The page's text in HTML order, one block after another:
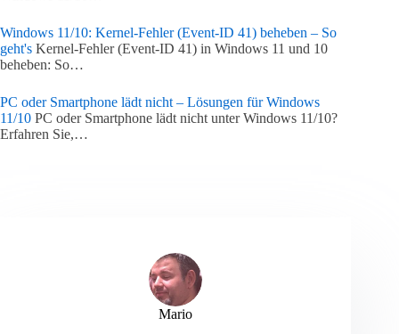
Windows 11/10: Kernel-Fehler (Event-ID 41) beheben – So
geht's Kernel-Fehler (Event-ID 41) in Windows 11 und 10
beheben: So…
PC oder Smartphone lädt nicht – Lösungen für Windows
11/10 PC oder Smartphone lädt nicht unter Windows 11/10?
Erfahren Sie,…
Mario